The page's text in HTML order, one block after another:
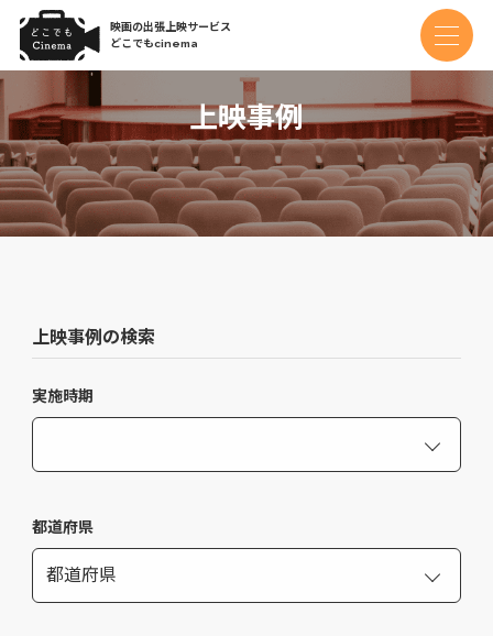
映画の出張上映サービス
どこでもcinema
上映事例
上映事例の検索
実施時期
都道府県